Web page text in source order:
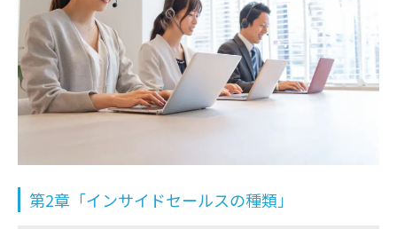
第2章「インサイドセールスの種類」